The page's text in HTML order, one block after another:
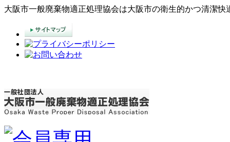
大阪市一般廃棄物適正処理協会は大阪市の衛生的かつ清潔